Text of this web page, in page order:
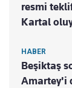
resmi teklif
Kartal
HABER
Beşiktaş
Amartey'i